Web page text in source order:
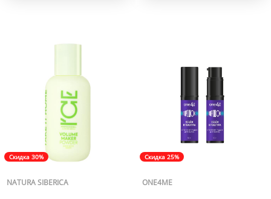
Скидка 30%
NATURA SIBERICA
Скидка 25%
ONE4ME